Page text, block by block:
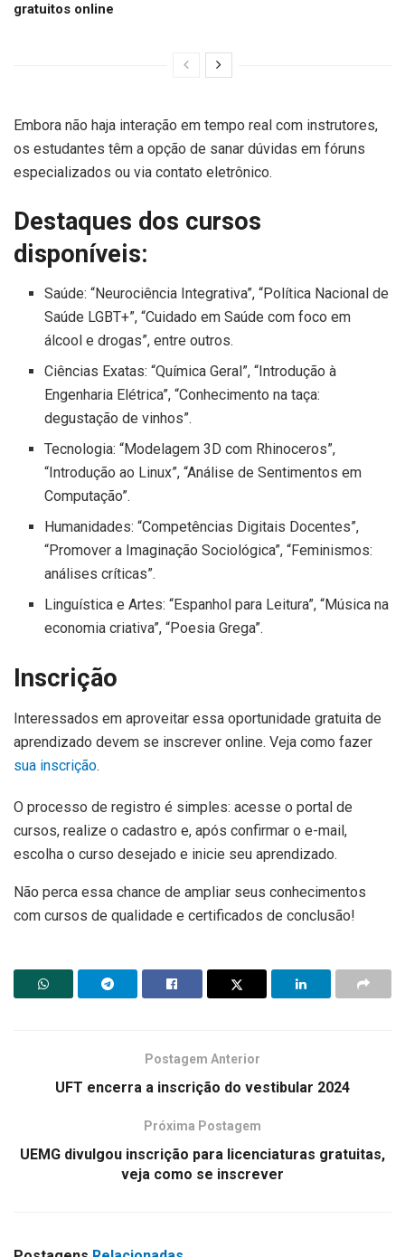
gratuitos online
Embora não haja interação em tempo real com instrutores,
os estudantes têm a opção de sanar dúvidas em fóruns
especializados ou via contato eletrônico.
Destaques dos cursos
disponíveis:
Saúde: “Neurociência Integrativa”, “Política Nacional de
Saúde LGBT+”, “Cuidado em Saúde com foco em
álcool e drogas”, entre outros.
Ciências Exatas: “Química Geral”, “Introdução à
Engenharia Elétrica”, “Conhecimento na taça:
degustação de vinhos”.
Tecnologia: “Modelagem 3D com Rhinoceros”,
“Introdução ao Linux”, “Análise de Sentimentos em
Computação”.
Humanidades: “Competências Digitais Docentes”,
“Promover a Imaginação Sociológica”, “Feminismos:
análises críticas”.
Linguística e Artes: “Espanhol para Leitura”, “Música na
economia criativa”, “Poesia Grega”.
Inscrição
Interessados em aproveitar essa oportunidade gratuita de
aprendizado devem se inscrever online. Veja como fazer
sua inscrição.
O processo de registro é simples: acesse o portal de
cursos, realize o cadastro e, após confirmar o e-mail,
escolha o curso desejado e inicie seu aprendizado.
Não perca essa chance de ampliar seus conhecimentos
com cursos de qualidade e certificados de conclusão!
Postagem Anterior
UFT encerra a inscrição do vestibular 2024
Próxima Postagem
UEMG divulgou inscrição para licenciaturas gratuitas,
veja como se inscrever